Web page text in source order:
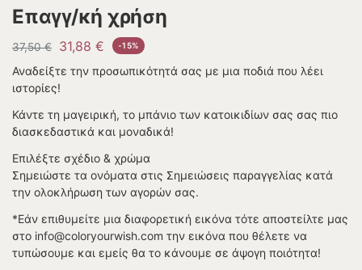
Επαγγ/κή χρήση
37,50€ 31,88 € -15%
Αναδείξτε την προσωπικότητά σας με μια ποδιά που λέει
ιστορίες!
Κάντε τη μαγειρική, το μπάνιο των κατοικιδίων σας σας πιο
διασκεδαστικά και μοναδικά!
Επιλέξτε σχέδιο & χρώμα
Σημειώστε τα ονόματα στις Σημειώσεις παραγγελίας κατά
την ολοκλήρωση των αγορών σας.
*Εάν επιθυμείτε μια διαφορετική εικόνα τότε αποστείλτε μας
στο info@coloryourwish.com την εικόνα που θέλετε να
τυπώσουμε και εμείς θα το κάνουμε σε άψογη ποιότητα!